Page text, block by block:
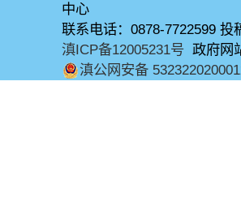
中心
联系电话：0878-7722599
滇ICP备12005231号 政府网
滇公网安备